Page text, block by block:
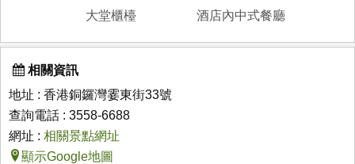
大堂櫃檯 酒店內中式餐廳
相關資訊
地址 : 香港銅鑼灣霎東街33號
查詢電話 : 3558-6688
網址 : 相關景點網址
顯示Google地圖